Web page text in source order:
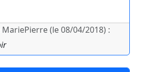
(le 08/04/2018) :